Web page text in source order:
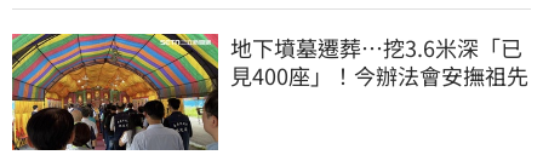
地下墳墓遷葬…挖3.6米深「已
見400座」！今辦法會安撫祖先